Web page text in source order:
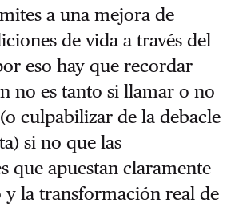
a una mejora de
de vida a través del
eso hay que recordar
no es tanto si llamar o no
culpabilizar de la debacle
si no que las
que apuestan claramente
la transformación real de